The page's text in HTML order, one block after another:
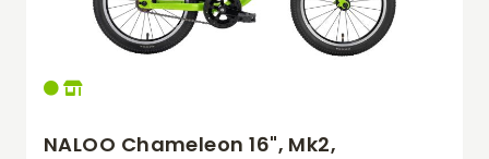
NALOO Chameleon 16", Mk2,